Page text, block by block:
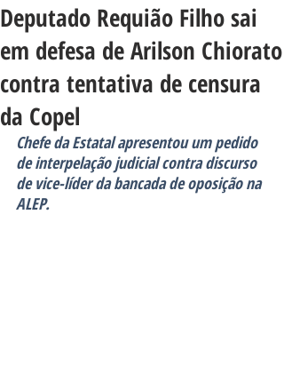
Deputado Requião Filho sai
em defesa de Arilson Chiorato
contra tentativa de censura
da Copel
Chefe da Estatal apresentou um pedido
de interpelação judicial contra discurso
de vice-líder da bancada de oposição na
ALEP.